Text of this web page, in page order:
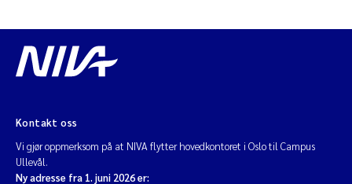
Kontakt oss
Vi gjør oppmerksom på at NIVA flytter hovedkontoret i Oslo til Campus
Ullevål.
Ny adresse fra 1. juni 2026 er: